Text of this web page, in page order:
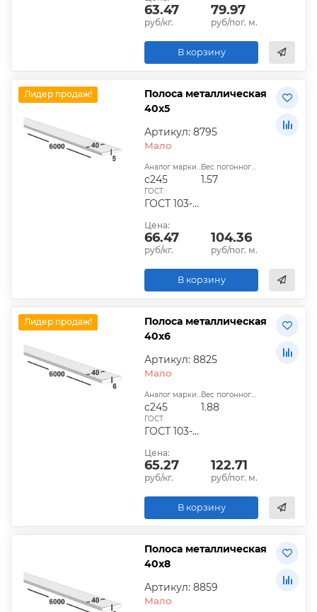
63.47
руб/кг.
79.97
руб/пог. м.
В корзину
Лидер продаж!
Полоса металлическая
40х5
Артикул: 8795
Мало
Аналог марки стали:
с245
Вес погонного метра, кг:
1.57
ГОСТ:
ГОСТ 103-2006, ГОСТ 1577-93, ГОСТ 4405-75
Цена:
66.47
руб/кг.
104.36
руб/пог. м.
В корзину
Лидер продаж!
Полоса металлическая
40х6
Артикул: 8825
Мало
Аналог марки стали:
с245
Вес погонного метра, кг:
1.88
ГОСТ:
ГОСТ 103-2006, ГОСТ 1577-93, ГОСТ 4405-75
Цена:
65.27
руб/кг.
122.71
руб/пог. м.
В корзину
Полоса металлическая
40х8
Артикул: 8859
Мало